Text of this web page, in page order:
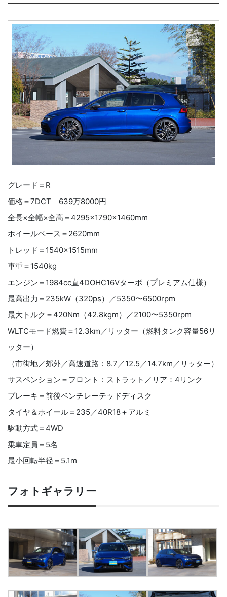
グレード＝R
価格＝7DCT 639万8000円
全長×全幅×全高＝4295×1790×1460mm
ホイールベース＝2620mm
トレッド＝1540×1515mm
車重＝1540kg
エンジン＝1984cc直4DOHC16Vターボ（プレミアム仕様）
最高出力＝235kW（320ps）／5350〜6500rpm
最大トルク＝420Nm（42.8kgm）／2100〜5350rpm
WLTCモード燃費＝12.3km／リッター（燃料タンク容量56リ
ッター）
（市街地／郊外／高速道路：8.7／12.5／14.7km／リッター）
サスペンション＝フロント：ストラット／リア：4リンク
ブレーキ＝前後ベンチレーテッドディスク
タイヤ＆ホイール＝235／40R18＋アルミ
駆動方式＝4WD
乗車定員＝5名
最小回転半径＝5.1m
フォトギャラリー